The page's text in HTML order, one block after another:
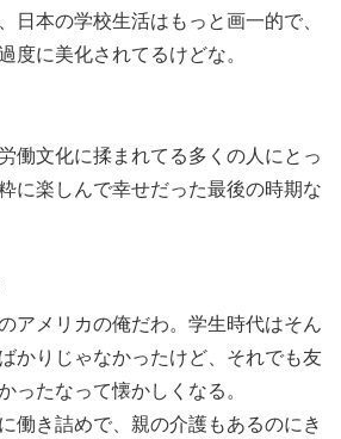
日本の学校生活はもっと画一的で、
度に美化されてるけどな。
働文化に揉まれてる多くの人にとっ
に楽しんで幸せだった最後の時期な
アメリカの俺だわ。学生時代はそん
かりじゃなかったけど、それでも友
ったなって懐かしくなる。
働き詰めで、親の介護もあるのにき